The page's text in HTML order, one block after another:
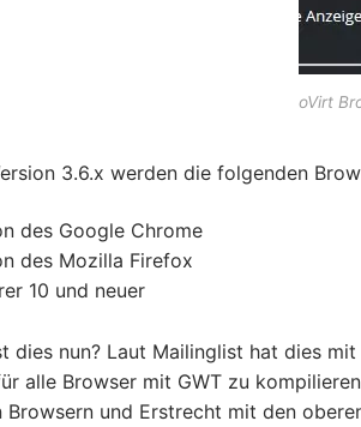
oVirt
3.6.x werden die folgenden
des Google Chrome
des Mozilla Firefox
10 und neuer
dies nun? Laut Mailinglist hat dies
alle Browser mit GWT zu
Browsern und Erstrecht mit den